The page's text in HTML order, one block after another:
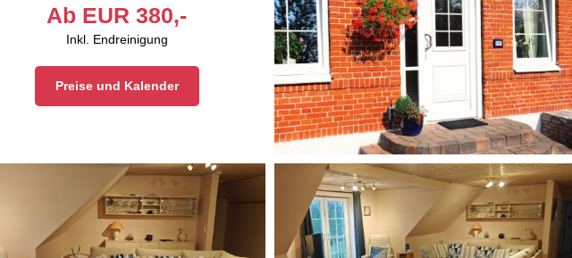
Ab EUR 380,-
Inkl. Endreinigung
Preise und Kalender